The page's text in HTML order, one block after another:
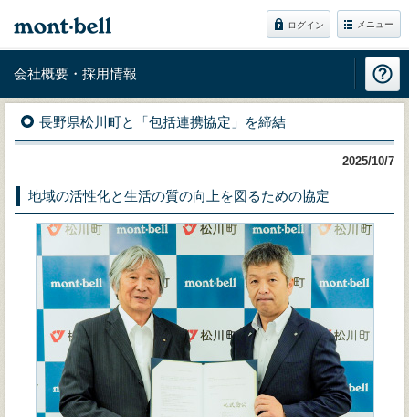
ログイン メニュー
会社概要・採用情報
長野県松川町と「包括連携協定」を締結
2025/10/7
地域の活性化と生活の質の向上を図るための協定